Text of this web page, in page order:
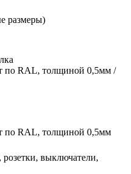
размеры)
по RAL, толщиной 0,5мм /
по RAL, толщиной 0,5мм
выключатели,